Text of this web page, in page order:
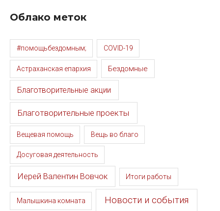
Облако меток
#помощьбездомным; COVID-19
Астраханская епархия Бездомные
Благотворительные акции
Благотворительные проекты
Вещевая помощь Вещь во благо
Досуговая деятельность
Иерей Валентин Вовчок Итоги работы
Малышкина комната Новости и события